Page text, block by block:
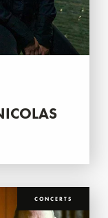
CONCERTS